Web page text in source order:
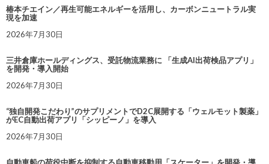
椿本チエイン／再生可能エネルギーを活用し、カーボンニュートラル実
現を加速
2026年7月30日
三井倉庫ホールディングス、受託物流業務に 「生成AI出荷検品アプリ」
を開発・導入開始
2026年7月30日
“独自開発こだわり”のサプリメントでD2C展開する「ウェルモット製薬」
がEC自動出荷アプリ「シッピーノ」を導入
2026年7月30日